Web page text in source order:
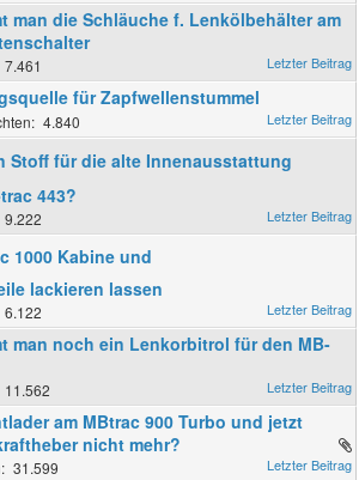
man die Schläuche f. Lenkölbehälter am
7.461
für Zapfwellenstummel
4.840
Stoff für die alte Innenausstattung
443?
9.222
1000 Kabine und
lackieren lassen
6.122
man noch ein Lenkorbitrol für den MB-
11.562
am MBtrac 900 Turbo und jetzt
nicht mehr?
31.599